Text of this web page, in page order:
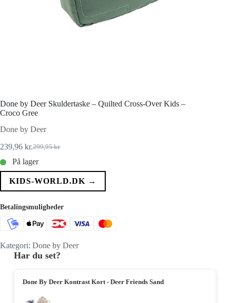
Done by Deer Skuldertaske – Quilted Cross-Over Kids –
Croco Gree
Done by Deer
299,95kr.
Den
oprindelige
pris
var:
239,96 kr.Den
aktuelle
pris
er:
På lager
KIDS-WORLD.DK →
Betalingsmuligheder
Kategori: Done by Deer
Har du set?
Done By Deer Kontrast Kort - Deer Friends Sand